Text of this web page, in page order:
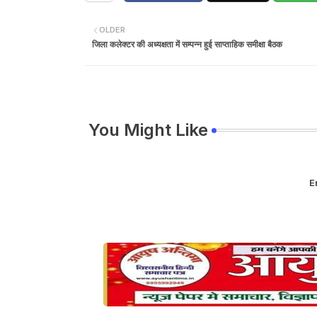
OLDER
जिला कलेक्टर की अध्यक्षता में सम्पन्न हुई साप्ताहिक समीक्षा बैठक
You Might Like